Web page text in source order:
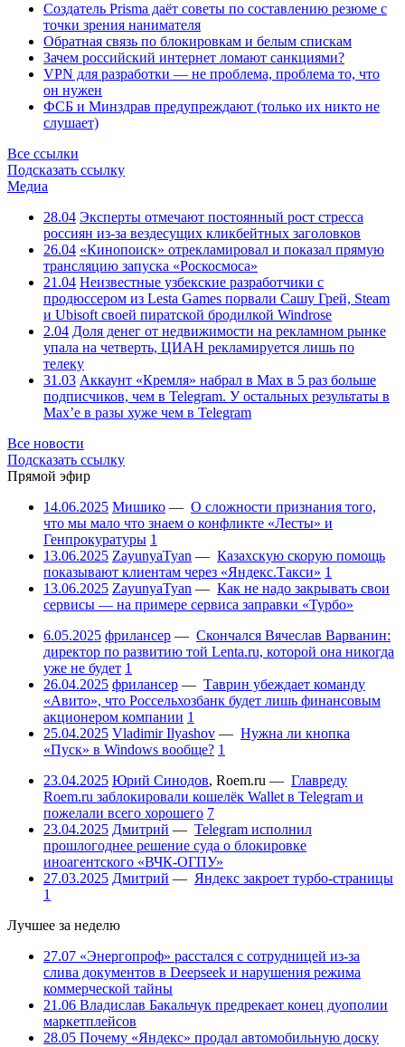
Создатель Prisma даёт советы по составлению резюме с
точки зрения нанимателя
Обратная связь по блокировкам и белым спискам
Зачем российский интернет ломают санкциями?
VPN для разработки — не проблема, проблема то, что
он нужен
ФСБ и Минздрав предупреждают (только их никто не
слушает)
Все ссылки
Подсказать ссылку
Медиа
28.04 Эксперты отмечают постоянный рост стресса
россиян из-за вездесущих кликбейтных заголовков
26.04 «Кинопоиск» отрекламировал и показал прямую
трансляцию запуска «Роскосмоса»
21.04 Неизвестные узбекские разработчики с
продюссером из Lesta Games порвали Сашу Грей, Steam
и Ubisoft своей пиратской бродилкой Windrose
2.04 Доля денег от недвижимости на рекламном рынке
упала на четверть, ЦИАН рекламируется лишь по
телеку
31.03 Аккаунт «Кремля» набрал в Max в 5 раз больше
подписчиков, чем в Telegram. У остальных результаты в
Max’е в разы хуже чем в Telegram
Все новости
Подсказать ссылку
Прямой эфир
14.06.2025 Мишико — О сложности признания того,
что мы мало что знаем о конфликте «Лесты» и
Генпрокуратуры 1
13.06.2025 ZayunyaTyan — Казахскую скорую помощь
показывают клиентам через «Яндекс.Такси» 1
13.06.2025 ZayunyaTyan — Как не надо закрывать свои
сервисы — на примере сервиса заправки «Турбо»
6.05.2025 фрилансер — Скончался Вячеслав Варванин:
директор по развитию той Lenta.ru, которой она никогда
уже не будет 1
26.04.2025 фрилансер — Таврин убеждает команду
«Авито», что Россельхозбанк будет лишь финансовым
акционером компании 1
25.04.2025 Vladimir Ilyashov — Нужна ли кнопка
«Пуск» в Windows вообще? 1
23.04.2025 Юрий Синодов, Roem.ru — Главреду
Roem.ru заблокировали кошелёк Wallet в Telegram и
пожелали всего хорошего 7
23.04.2025 Дмитрий — Telegram исполнил
прошлогоднее решение суда о блокировке
иноагентского «ВЧК-ОГПУ»
27.03.2025 Дмитрий — Яндекс закроет турбо-страницы
1
Лучшее за неделю
27.07 «Энергопроф» расстался с сотрудницей из-за
слива документов в Deepseek и нарушения режима
коммерческой тайны
21.06 Владислав Бакальчук предрекает конец дуополии
маркетплейсов
28.05 Почему «Яндекс» продал автомобильную доску